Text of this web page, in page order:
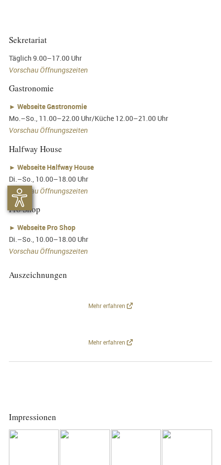
Sekretariat
Täglich 9.00–17.00 Uhr
Vorschau Öffnungszeiten
Gastronomie
► Webseite Gastronomie
Mo.–So., 11.00–22.00 Uhr/Küche 12.00–21.00 Uhr
Vorschau Öffnungszeiten
Halfway House
► Webseite Halfway House
Di.–So., 10.00–18.00 Uhr
Vorschau Öffnungszeiten
Pro Shop
► Webseite Pro Shop
Di.–So., 10.00–18.00 Uhr
Vorschau Öffnungszeiten
Auszeichnungen
Mehr erfahren
Mehr erfahren
Impressionen